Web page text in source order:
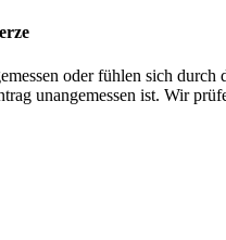
oder fühlen sich
unangemessen ist. Wir